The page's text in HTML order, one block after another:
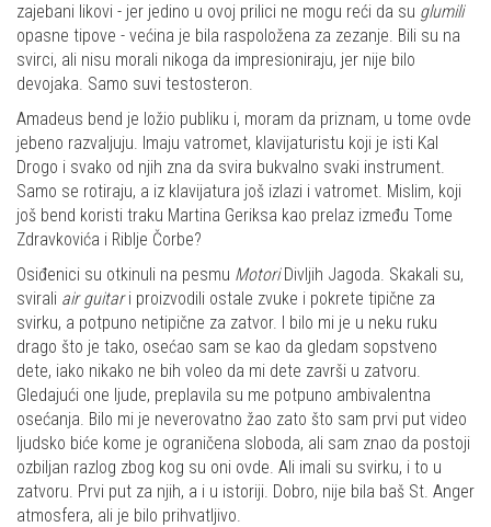
zajebani likovi - jer jedino u ovoj prilici ne mogu reći da su glumili
opasne tipove - većina je bila raspoložena za zezanje. Bili su na
svirci, ali nisu morali nikoga da impresioniraju, jer nije bilo
devojaka. Samo suvi testosteron.
Amadeus bend je ložio publiku i, moram da priznam, u tome ovde
jebeno razvaljuju. Imaju vatromet, klavijaturistu koji je isti Kal
Drogo i svako od njih zna da svira bukvalno svaki instrument.
Samo se rotiraju, a iz klavijatura još izlazi i vatromet. Mislim, koji
još bend koristi traku Martina Geriksa kao prelaz između Tome
Zdravkovića i Riblje Čorbe?
Osiđenici su otkinuli na pesmu MotoriDivljih Jagoda. Skakali su,
svirali air guitari proizvodili ostale zvuke i pokrete tipične za
svirku, a potpuno netipične za zatvor. I bilo mi je u neku ruku
drago što je tako, osećao sam se kao da gledam sopstveno
dete, iako nikako ne bih voleo da mi dete završi u zatvoru.
Gledajući one ljude, preplavila su me potpuno ambivalentna
osećanja. Bilo mi je neverovatno žao zato što sam prvi put video
ljudsko biće kome je ograničena sloboda, ali sam znao da postoji
ozbiljan razlog zbog kog su oni ovde. Ali imali su svirku, i to u
zatvoru. Prvi put za njih, a i u istoriji. Dobro, nije bila baš St. Anger
atmosfera, ali je bilo prihvatljivo.